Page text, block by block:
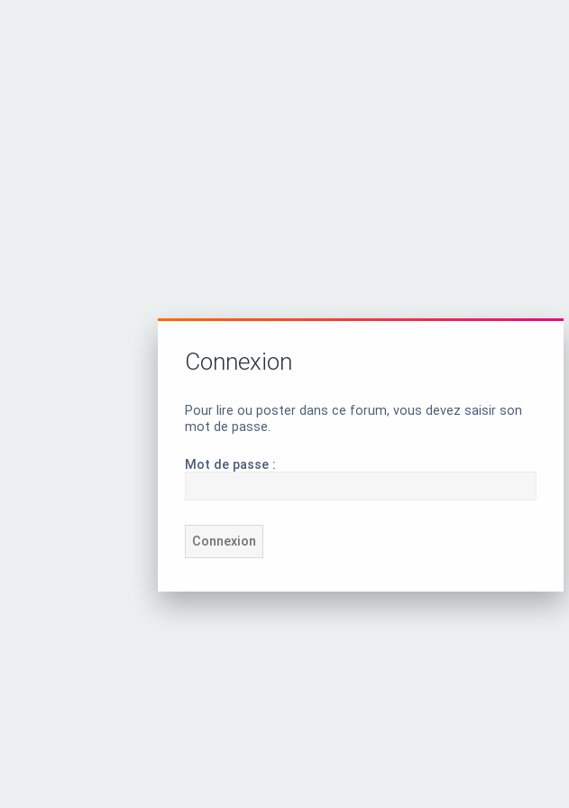
Connexion
Pour lire ou poster dans ce forum, vous devez saisir son
mot de passe.
Mot de passe :